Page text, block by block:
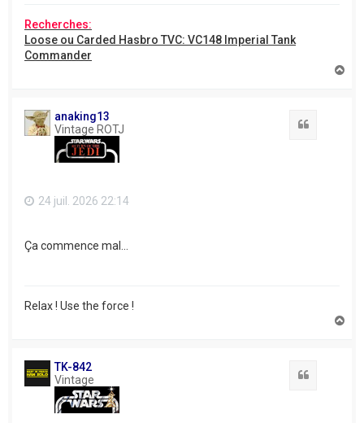
Recherches:
Loose ou Carded Hasbro TVC: VC148 Imperial Tank
Commander
anaking13
Vintage ROTJ
24 juil. 2026 22:14
Ça commence mal...
Relax ! Use the force !
TK-842
Vintage